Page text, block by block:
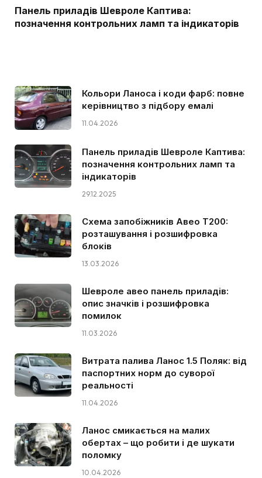
Панель приладів Шевроле Каптива:
позначення контрольних ламп та індикаторів
Кольори Ланоса і коди фарб: повне
керівництво з підбору емалі
11.04.2026
Панель приладів Шевроле Каптива:
позначення контрольних ламп та
індикаторів
29.12.2025
Схема запобіжників Авео Т200:
розташування і розшифровка
блоків
13.03.2026
Шевроле авео панель приладів:
опис значків і розшифровка
помилок
11.03.2026
Витрата палива Ланос 1.5 Поляк: від
паспортних норм до суворої
реальності
11.04.2026
Ланос смикається на малих
обертах – що робити і де шукати
поломку
10.04.2026